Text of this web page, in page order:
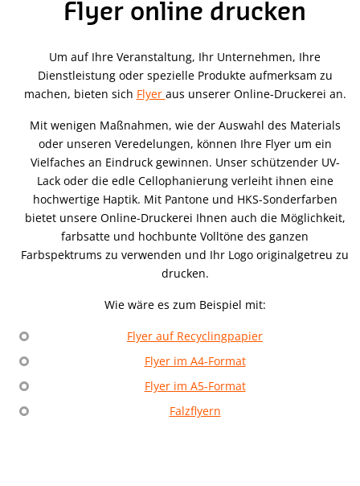
Flyer online drucken
Um auf Ihre Veranstaltung, Ihr Unternehmen, Ihre
Dienstleistung oder spezielle Produkte aufmerksam zu
machen, bieten sich Flyer aus unserer Online-Druckerei an.
Mit wenigen Maßnahmen, wie der Auswahl des Materials
oder unseren Veredelungen, können Ihre Flyer um ein
Vielfaches an Eindruck gewinnen. Unser schützender UV-
Lack oder die edle Cellophanierung verleiht ihnen eine
hochwertige Haptik. Mit Pantone und HKS-Sonderfarben
bietet unsere Online-Druckerei Ihnen auch die Möglichkeit,
farbsatte und hochbunte Volltöne des ganzen
Farbspektrums zu verwenden und Ihr Logo originalgetreu zu
drucken.
Wie wäre es zum Beispiel mit:
Flyer auf Recyclingpapier
Flyer im A4-Format
Flyer im A5-Format
Falzflyern